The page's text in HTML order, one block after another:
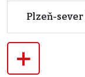
Plzeň-
+